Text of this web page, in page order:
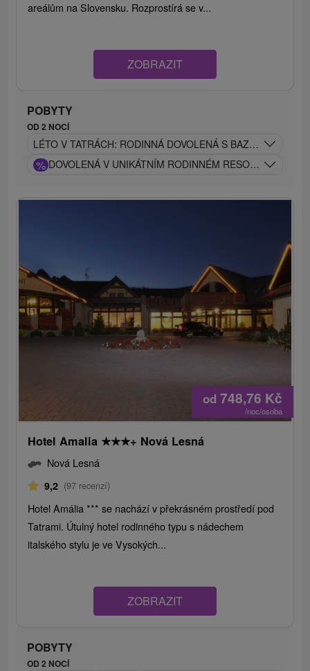
areálům na Slovensku. Rozprostírá se v...
ZOBRAZIT
POBYTY
OD 2 NOCÍ
LÉTO V TATRÁCH: RODINNÁ DOVOLENÁ S BAZÉNY A
% DOVOLENÁ V UNIKÁTNÍM RODINNÉM RESORTU POD
od 748,76 Kč
/noc/osoba
Hotel Amalia ★★★+ Nová Lesná
Nová Lesná
9,2 (97 recenzí)
Hotel Amália *** se nachází v překrásném prostředí pod
Tatrami. Útulný hotel rodinného typu s nádechem
italského stylu je ve Vysokých...
ZOBRAZIT
POBYTY
OD 2 NOCÍ